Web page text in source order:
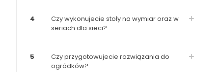
4
Czy wykonujecie stoły na wymiar oraz w
seriach dla sieci?
5
Czy przygotowujecie rozwiązania do
ogródków?